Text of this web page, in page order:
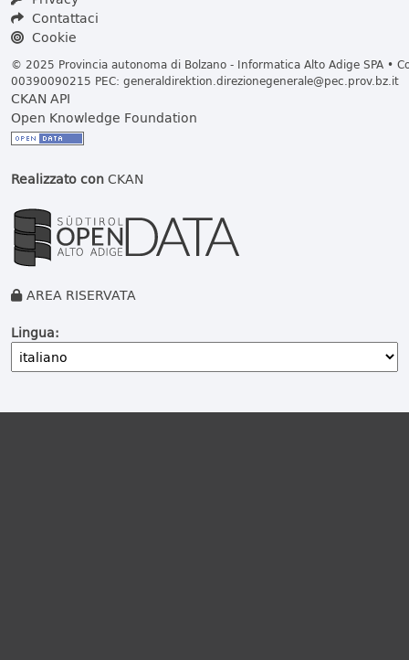
Contattaci
Cookie
© 2025 Provincia autonoma di Bolzano - Informatica Alto Adige SPA •
00390090215 PEC: generaldirektion.direzionegenerale@pec.prov.bz.it
CKAN API
Open Knowledge Foundation
Realizzato conCKAN
AREA RISERVATA
Lingua